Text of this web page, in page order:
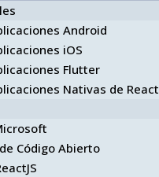
Android
iOS
Flutter
Nativas de React
Código Abierto